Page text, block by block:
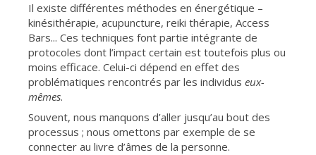
Il existe différentes méthodes en énergétique –
kinésithérapie, acupuncture, reiki thérapie, Access
Bars... Ces techniques font partie intégrante de
protocoles dont l’impact certain est toutefois plus ou
moins efficace. Celui-ci dépend en effet des
problématiques rencontrés par les individus eux-
mêmes.
Souvent, nous manquons d’aller jusqu’au bout des
processus ; nous omettons par exemple de se
connecter au livre d’âmes de la personne.